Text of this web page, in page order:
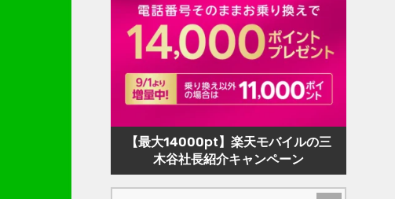
【最大14000pt】楽天モバイルの三
木谷社長紹介キャンペーン